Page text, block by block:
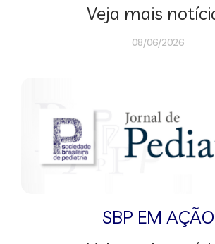
Veja mais
08/06/2026
SBP EM AÇÃO